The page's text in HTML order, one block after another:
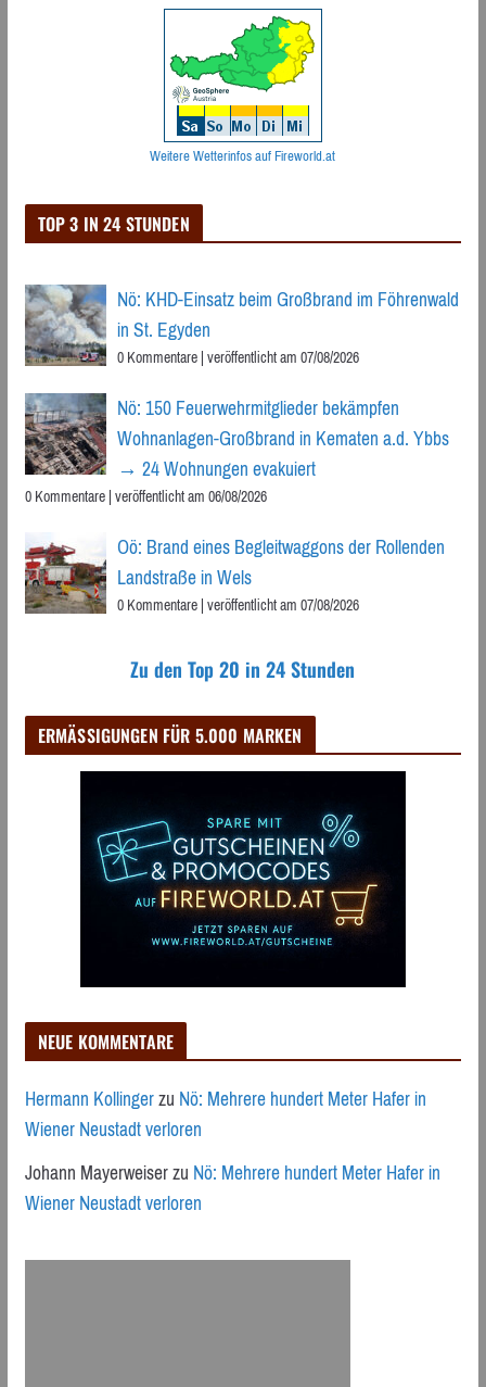
Weitere Wetterinfos auf Fireworld.at
TOP 3 IN 24 STUNDEN
Nö: KHD-Einsatz beim Großbrand im Föhrenwald
in St. Egyden
0 Kommentare|veröffentlicht am 07/08/2026
Nö: 150 Feuerwehrmitglieder bekämpfen
Wohnanlagen-Großbrand in Kematen a.d. Ybbs
→ 24 Wohnungen evakuiert
0 Kommentare|veröffentlicht am 06/08/2026
Oö: Brand eines Begleitwaggons der Rollenden
Landstraße in Wels
0 Kommentare|veröffentlicht am 07/08/2026
Zu den Top 20 in 24 Stunden
ERMÄSSIGUNGEN FÜR 5.000 MARKEN
NEUE KOMMENTARE
Hermann KollingerzuNö: Mehrere hundert Meter Hafer in
Wiener Neustadt verloren
Johann MayerweiserzuNö: Mehrere hundert Meter Hafer in
Wiener Neustadt verloren